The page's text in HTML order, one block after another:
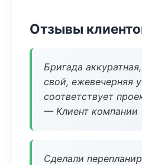
Отзывы
Бригада
свой, ежевечерняя
соответствует
— Клиент компании
Сделали